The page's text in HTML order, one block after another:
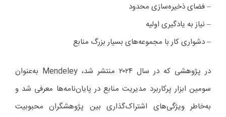
– فضای ذخیره‌سازی محدود
– نیاز به یادگیری اولیه
– دشواری کار با مجموعه‌های بسیار بزرگ منابع
در پژوهشی که در سال ۲۰۲۴ منتشر شد، Mendeley به‌عنوان
سومین ابزار پرکاربرد مدیریت منابع در پایان‌نامه‌ها معرفی شد و
به‌خاطر ویژگی‌های اشتراک‌گذاری بین پژوهشگران محبوبیت